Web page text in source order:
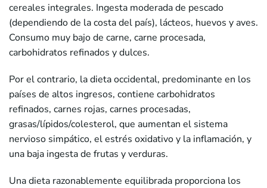
cereales integrales. Ingesta moderada de pescado
(dependiendo de la costa del país), lácteos, huevos y aves.
Consumo muy bajo de carne, carne procesada,
carbohidratos refinados y dulces.
Por el contrario, la dieta occidental, predominante en los
países de altos ingresos, contiene carbohidratos
refinados, carnes rojas, carnes procesadas,
grasas/lípidos/colesterol, que aumentan el sistema
nervioso simpático, el estrés oxidativo y la inflamación, y
una baja ingesta de frutas y verduras.
Una dieta razonablemente equilibrada proporciona los